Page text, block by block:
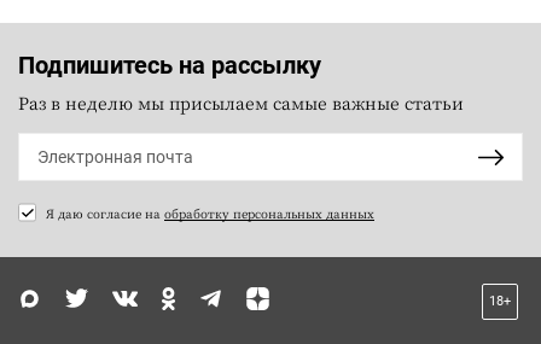
Подпишитесь на рассылку
Раз в неделю мы присылаем самые важные статьи
Я даю согласие на обработку персональных данных
18+